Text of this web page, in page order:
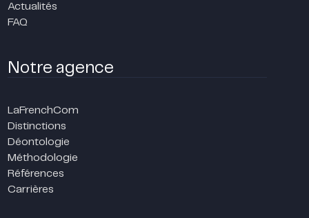
Actualités
FAQ
Notre agence
LaFrenchCom
Distinctions
Déontologie
Méthodologie
Références
Carrières